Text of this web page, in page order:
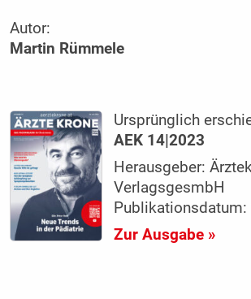
Autor:
Martin Rümmele
Ursprünglich
AEK 14|2023
Herausgeber:
VerlagsgesmbH
Zur Ausgabe »